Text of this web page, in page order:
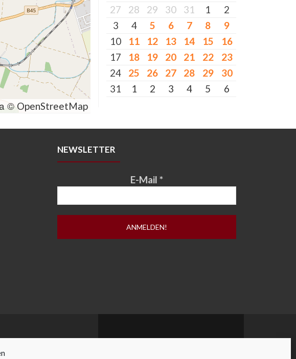
©OpenStreetMap
27
28 29 30 31 1
2
3
4 5 6 7 8
9
10
11 12 13 14 15
16
17
18 19 20 21 22
23
24
25 26 27 28 29
30
31
1 2 3 4 5 6
NEWSLETTER
E-Mail *